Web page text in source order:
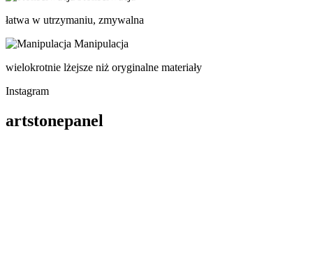
łatwa w utrzymaniu, zmywalna
Manipulacja
wielokrotnie lżejsze niż oryginalne materiały
Instagram
artstonepanel